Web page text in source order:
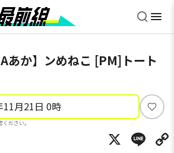
Aあか】ンめねこ [PM]トート
11月21日 0時
ださい。
い
ね
X